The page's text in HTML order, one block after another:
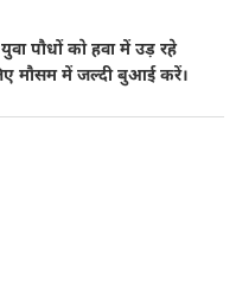
पौधों को हवा में उड़ रहे
मौसम में जल्दी बुआई करें।